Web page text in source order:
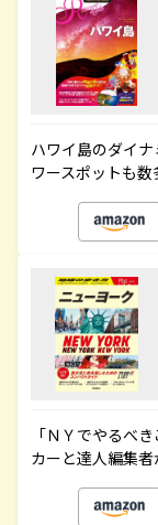
ハワイ島のダイ
ワースポットも
「ＮＹでやるべ
カーと達人編集